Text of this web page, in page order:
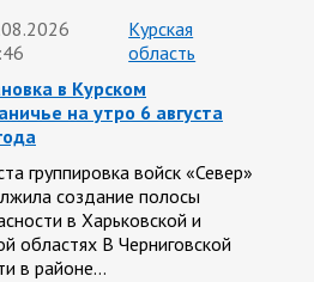
Курская
область
в Курском
на утро 6 августа
группировка войск «Север»
создание полосы
в Харьковской и
областях В Черниговской
в районе…